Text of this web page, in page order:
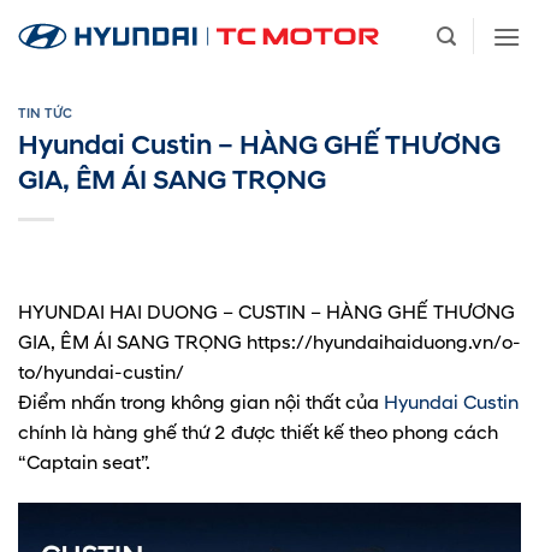
qua
dungTIN TỨC
Hyundai Custin – HÀNG GHẾ THƯƠNG
GIA, ÊM ÁI SANG TRỌNG
HYUNDAI HAI DUONG – CUSTIN – HÀNG GHẾ THƯƠNG
GIA, ÊM ÁI SANG TRỌNG https://hyundaihaiduong.vn/o-
to/hyundai-custin/
Điểm nhấn trong không gian nội thất của Hyundai Custin
chính là hàng ghế thứ 2 được thiết kế theo phong cách
“Captain seat”.